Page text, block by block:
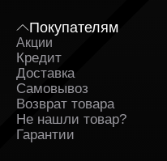
Покупателям
Акции
Кредит
Доставка
Самовывоз
Возврат товара
Не нашли товар?
Гарантии